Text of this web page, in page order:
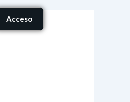
Acceso